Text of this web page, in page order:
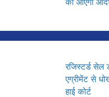
रजिस्टर्ड सेल
एग्रीमेंट से
हाई कोर्ट